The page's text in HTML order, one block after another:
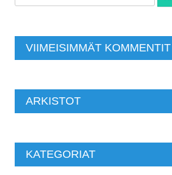
VIIMEISIMMÄT KOMMENTIT
ARKISTOT
KATEGORIAT